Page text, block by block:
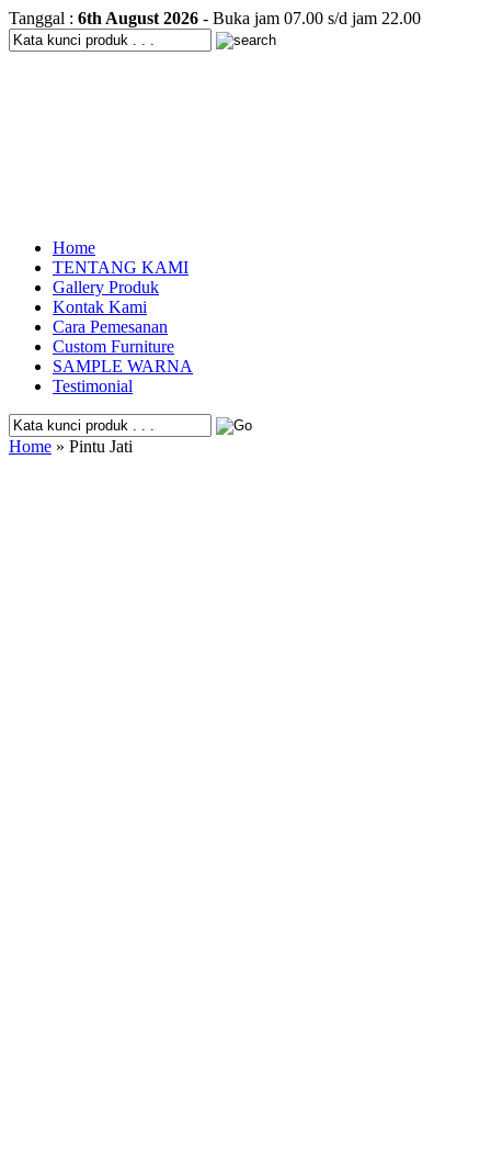
Tanggal : 6th August 2026 - Buka jam 07.00 s/d jam 22.00
Home
TENTANG KAMI
Gallery Produk
Kontak Kami
Cara Pemesanan
Custom Furniture
SAMPLE WARNA
Testimonial
Home » Pintu Jati